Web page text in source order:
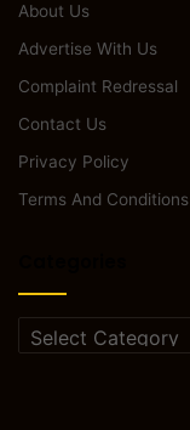
About Us
Advertise With Us
Complaint Redressal
Contact Us
Privacy Policy
Terms And Conditions
Categories